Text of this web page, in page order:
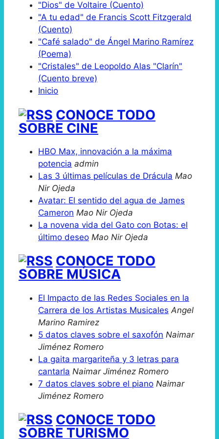
"Dios" de Voltaire (Cuento)
"A tu edad" de Francis Scott Fitzgerald
(Cuento)
"Café salado" de Ángel Marino Ramírez
(Poema)
"Cristales" de Leopoldo Alas "Clarín"
(Cuento breve)
Inicio
CONOCE TODO
SOBRE CINE
HBO Max, innovación a la máxima
potencia admin
Las 3 últimas películas de Drácula Mao
Nir Ojeda
Avatar: El sentido del agua de James
Cameron Mao Nir Ojeda
La novena vida del Gato con Botas: el
último deseo Mao Nir Ojeda
CONOCE TODO
SOBRE MÚSICA
El Impacto de las Redes Sociales en la
Carrera de los Artistas Musicales Angel
Marino Ramirez
5 datos claves sobre el saxofón Naimar
Jiménez Romero
La gaita margariteña y 3 letras para
cantarla Naimar Jiménez Romero
7 datos claves sobre el piano Naimar
Jiménez Romero
CONOCE TODO
SOBRE TURISMO